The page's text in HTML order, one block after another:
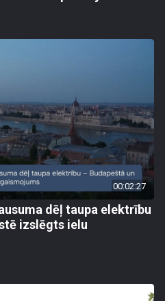
00:02:27
dēļ taupa elektrību
izslēgts ielu